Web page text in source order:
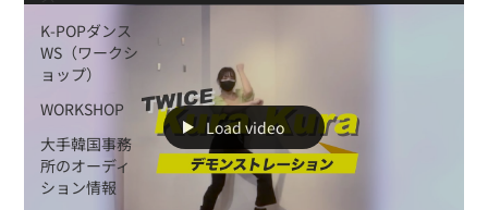
K-POPダンス
WS（ワークシ
ョップ）
WORKSHOP
大手韓国事務
所のオーディ
ション情報
Load video